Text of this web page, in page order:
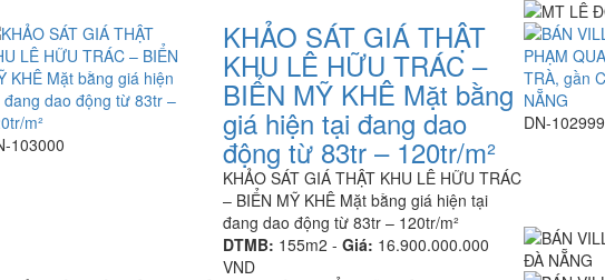
103000
KHẢO SÁT GIÁ THẬT
KHU LÊ HỮU TRÁC –
BIỂN MỸ KHÊ Mặt bằng
giá hiện tại đang dao
động từ 83tr – 120tr/m²
KHẢO SÁT GIÁ THẬT KHU LÊ HỮU TRÁC
– BIỂN MỸ KHÊ Mặt bằng giá hiện tại
đang dao động từ 83tr – 120tr/m²
DTMB: 155m2 - Giá: 16.900.000.000
VND
DN-102999